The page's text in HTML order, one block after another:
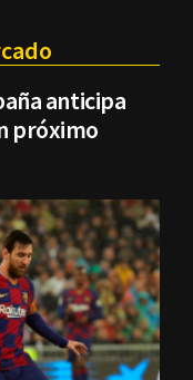
anticipa
próximo